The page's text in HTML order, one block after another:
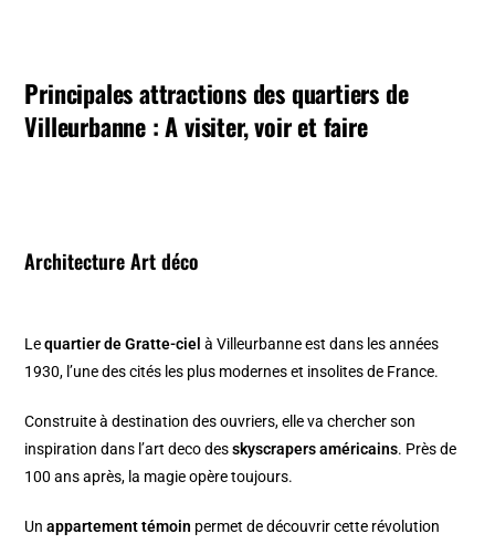
Principales attractions des quartiers de
Villeurbanne : A visiter, voir et faire
Architecture Art déco
Lequartier de Gratte-ciel à Villeurbanne est dans les années
1930, l’une des cités les plus modernes et insolites de France.
Construite à destination des ouvriers, elle va chercher son
inspiration dans l’art deco desskyscrapers américains. Près de
100 ans après, la magie opère toujours.
Unappartement témoin permet de découvrir cette révolution